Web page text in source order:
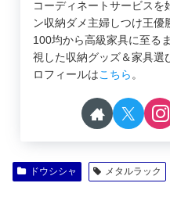
コーディネートサービス
ン収納ダメ主婦しつけ王優
100均から高級家具に至る
視した収納グッズ＆家具選
ロフィールはこちら 。
ドウシシャ メタルラック